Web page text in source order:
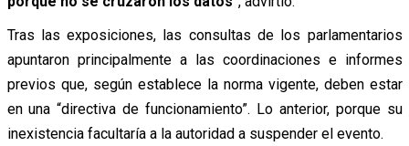
Tras las exposiciones, las consultas de los parlamentarios
apuntaron principalmente a las coordinaciones e informes
previos que, según establece la norma vigente, deben estar
en una “directiva de funcionamiento”. Lo anterior, porque su
inexistencia facultaría a la autoridad a suspender el evento.